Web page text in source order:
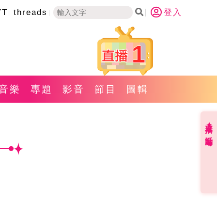
threads 登入
1
樂 專題 影音 節目 圖輯
直播✦活動